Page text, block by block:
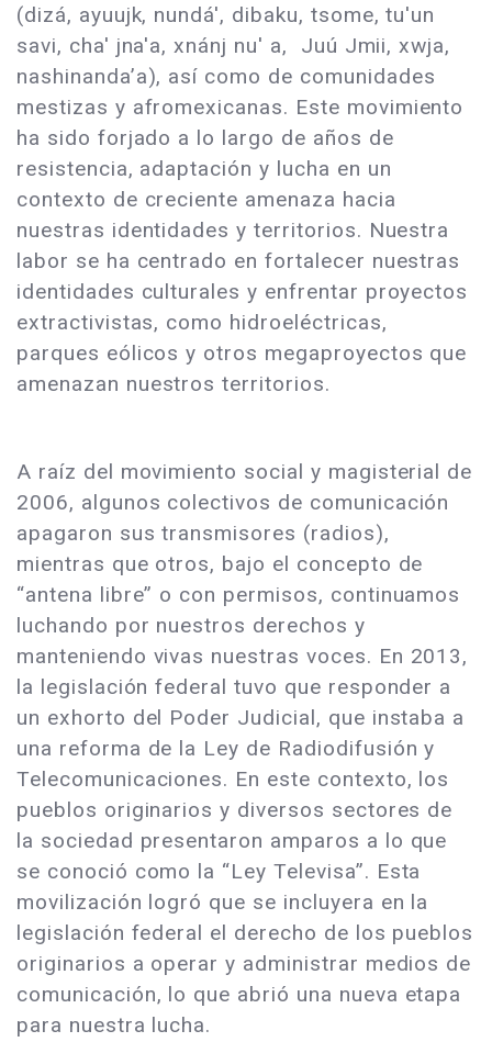
(dizá, ayuujk, nundá', dibaku, tsome, tu'un
savi, cha' jna'a, xnánj nu' a, Juú Jmii, xwja,
nashinanda’a), así como de comunidades
mestizas y afromexicanas. Este movimiento
ha sido forjado a lo largo de años de
resistencia, adaptación y lucha en un
contexto de creciente amenaza hacia
nuestras identidades y territorios. Nuestra
labor se ha centrado en fortalecer nuestras
identidades culturales y enfrentar proyectos
extractivistas, como hidroeléctricas,
parques eólicos y otros megaproyectos que
amenazan nuestros territorios.
A raíz del movimiento social y magisterial de
2006, algunos colectivos de comunicación
apagaron sus transmisores (radios),
mientras que otros, bajo el concepto de
“antena libre” o con permisos, continuamos
luchando por nuestros derechos y
manteniendo vivas nuestras voces. En 2013,
la legislación federal tuvo que responder a
un exhorto del Poder Judicial, que instaba a
una reforma de la Ley de Radiodifusión y
Telecomunicaciones. En este contexto, los
pueblos originarios y diversos sectores de
la sociedad presentaron amparos a lo que
se conoció como la “Ley Televisa”. Esta
movilización logró que se incluyera en la
legislación federal el derecho de los pueblos
originarios a operar y administrar medios de
comunicación, lo que abrió una nueva etapa
para nuestra lucha.